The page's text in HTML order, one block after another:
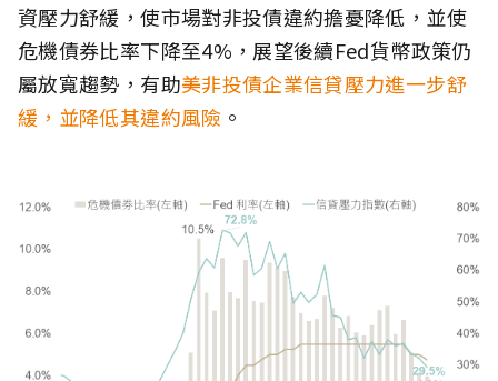
資壓力舒緩，使市場對非投債違約擔憂降低，並使
危機債券比率下降至4%，展望後續Fed貨幣政策仍
屬放寬趨勢，有助美非投債企業信貸壓力進一步舒
緩，並降低其違約風險 。